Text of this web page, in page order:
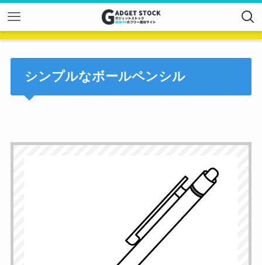
シンプルなボールペンシル